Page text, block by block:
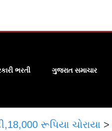
ભરતી ગુજરાત સમાચાર
રૂપિયા ચોરાયા >